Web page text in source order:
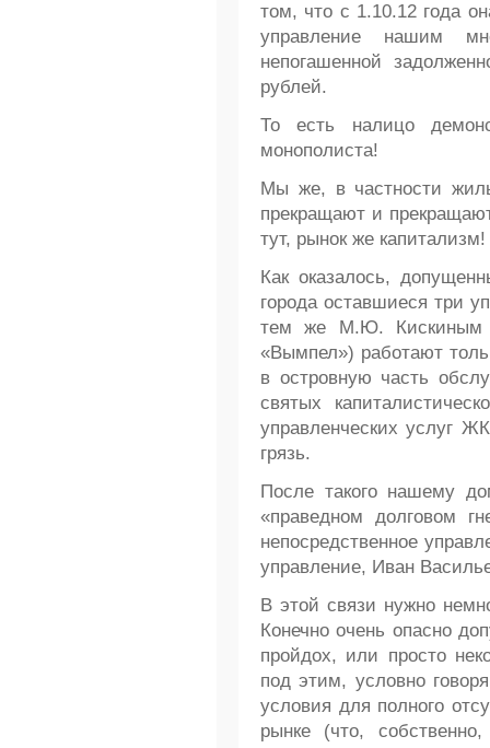
том, что с 1.10.12 года
управление нашим
непогашенной
рублей.
То есть налицо
монополиста!
Мы же, в частности
прекращают и
тут, рынок же
Как оказалось,
города оставшиеся три
тем же М.Ю. Кискиным
«Вымпел») работают
в островную часть
святых
управленческих услуг
грязь.
После такого нашему
«праведном долговом
непосредственное
управление, Иван
В этой связи нужно
Конечно очень опасно
пройдох, или просто
под этим, условно
условия для полного
рынке (что,